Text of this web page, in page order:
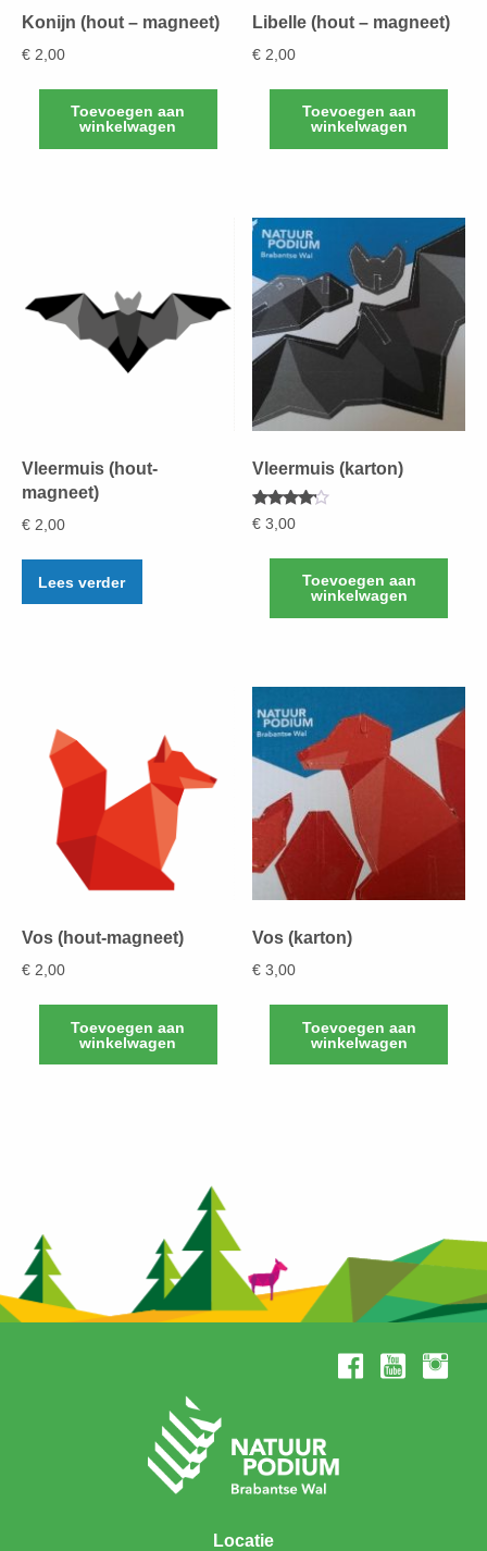
Konijn (hout – magneet)
€ 2,00
Toevoegen aan
winkelwagen
Libelle (hout – magneet)
€ 2,00
Toevoegen aan
winkelwagen
Vleermuis (hout-
magneet)
€ 2,00
Lees verder
Vleermuis (karton)
Gewaardeerd
4.00
€ 3,00
Toevoegen aan
winkelwagen
Vos (hout-magneet)
€ 2,00
Toevoegen aan
winkelwagen
Vos (karton)
€ 3,00
Toevoegen aan
winkelwagen
Locatie